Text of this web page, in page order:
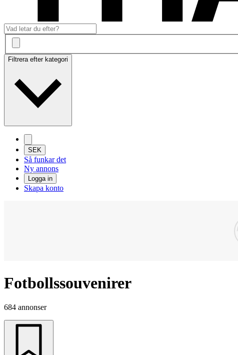
Filtrera efter kategori
SEK
Så funkar det
Ny annons
Logga in
Skapa konto
Fotbollssouvenirer
684 annonser